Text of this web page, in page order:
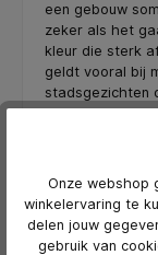
een gebouw
zeker als het
kleur die sterk
geldt vooral bij
stadsgezichten
redelijke eisen
hanteren
schriftelijke
meestal vereist
minder strikt,
of stedelijke
Onze webshop
winkelervaring te
delen jouw
gebruik van